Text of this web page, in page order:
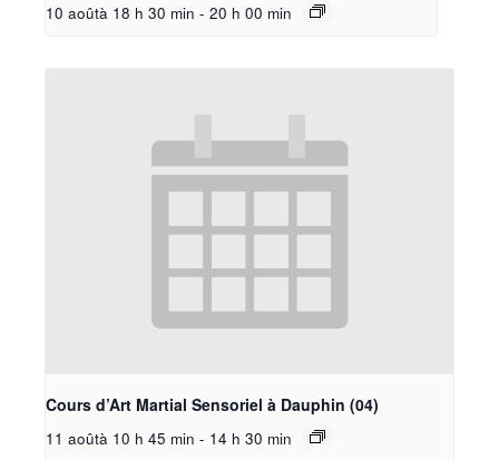
10 aoûtà 18 h 30 min - 20 h 00 min
Cours d’Art Martial Sensoriel à Dauphin (04)
11 aoûtà 10 h 45 min - 14 h 30 min